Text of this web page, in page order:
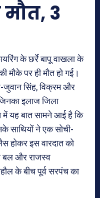
3
के छर्रे बापू वाखला के
पर ही मौत हो गई।
जुवान सिंह, विक्रम और
इलाज जिला
यह बात सामने आई है कि
साथियों ने एक सोची-
होकर इस वारदात को
बल और राजस्व
के बीच पूर्व सरपंच का